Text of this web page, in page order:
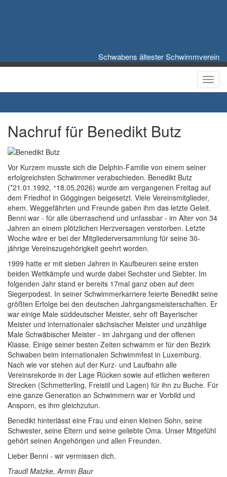
Schwabens ältester Schwimmverein
Nachruf für Benedikt Butz
Vor Kurzem musste sich die Delphin-Familie von einem seiner
erfolgreichsten Schwimmer verabschieden. Benedikt Butz
(*21.01.1992, +18.05.2026) wurde am vergangenen Freitag auf
dem Friedhof in Göggingen beigesetzt. Viele Vereinsmitglieder,
ehem. Weggefährten und Freunde gaben ihm das letzte Geleit.
Benni war - für alle überraschend und unfassbar - im Alter von 34
Jahren an einem plötzlichen Herzversagen verstorben. Letzte
Woche wäre er bei der Mitgliederversammlung für seine 30-
jährige Vereinszugehörigkeit geehrt worden.
1999 hatte er mit sieben Jahren in Kaufbeuren seine ersten
beiden Wettkämpfe und wurde dabei Sechster und Siebter. Im
folgenden Jahr stand er bereits 17mal ganz oben auf dem
Siegerpodest. In seiner Schwimmerkarriere feierte Benedikt seine
größten Erfolge bei den deutschen Jahrgangsmeisterschaften. Er
war einige Male süddeutscher Meister, sehr oft Bayerischer
Meister und internationaler sächsischer Meister und unzählige
Male Schwäbischer Meister - im Jahrgang und der offenen
Klasse. Einige seiner besten Zeiten schwamm er für den Bezirk
Schwaben beim internationalen Schwimmfest in Luxemburg.
Nach wie vor stehen auf der Kurz- und Laufbahn alle
Vereinsrekorde in der Lage Rücken sowie auf etlichen weiteren
Strecken (Schmetterling, Freistil und Lagen) für ihn zu Buche. Für
eine ganze Generation an Schwimmern war er Vorbild und
Ansporn, es ihm gleichzutun.
Benedikt hinterlässt eine Frau und einen kleinen Sohn, seine
Schwester, seine Eltern und seine geliebte Oma. Unser Mitgefühl
gehört seinen Angehörigen und allen Freunden.
Lieber Benni - wir vermissen dich.
Traudl Matzke, Armin Baur